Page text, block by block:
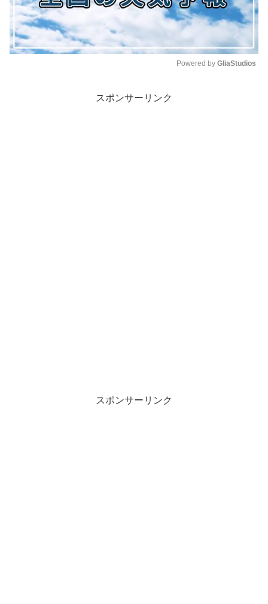
Powered by GliaStudios
スポンサーリンク
スポンサーリンク